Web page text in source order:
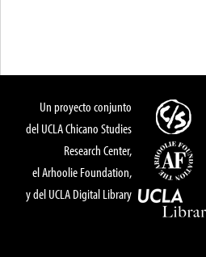
Un proyecto conjunto
del UCLA Chicano Studies
Research Center,
el Arhoolie Foundation,
y del UCLA Digital Library